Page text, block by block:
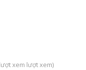
xem lượt xem)